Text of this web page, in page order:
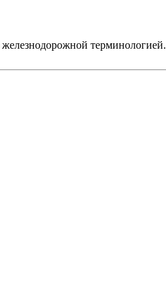
железнодорожной терминологией.